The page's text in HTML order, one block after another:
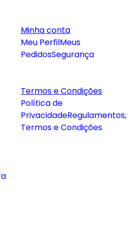
Minha conta
Meu PerfilMeus
PedidosSegurança
Termos e Condições
Política de
PrivacidadeRegulamentos,
Termos e Condições